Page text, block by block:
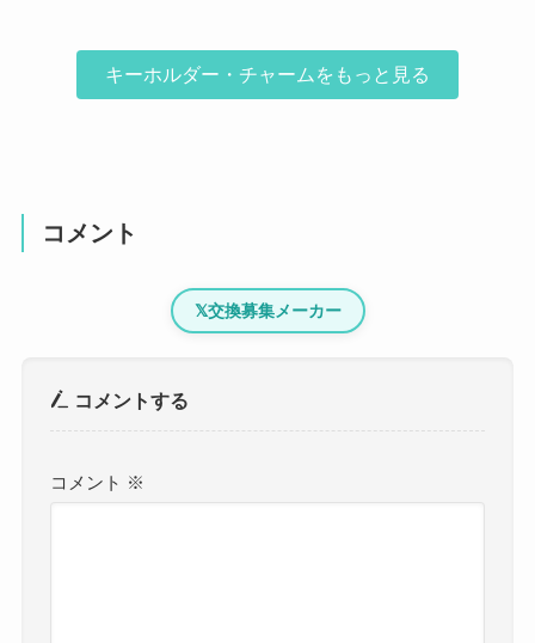
キーホルダー・チャームをもっと見る
コメント
𝕏交換募集メーカー
コメントする
コメント ※